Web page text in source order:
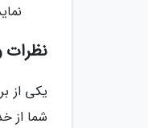
نظرات
یکی از
شما از